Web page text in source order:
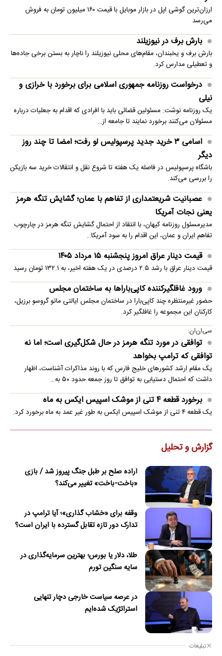
ارزان‌ترین گوشی اپل در بازار موبایل با قیمت ۱۶۰ میلیون تومان به فروش
می‌رسد
بارش برف در نیوزیلند
بارش برف و یخبندان، مقام‌های محلی نیوزیلند را ناچار به بستن برخی جاده‌ها
و تعطیلی مدارس کرد.
درخواست روزنامه جمهوری اسلامی برای برخورد با خرازی و
نیلی
یک روزنامه نوشت: مسئولین قضائی باید با افرادی که اقدام به جعلیات درباره
مسئولان می‌کنند برخورد نمایند تا جامعه از…
اسامی ۳ خرید جدید پرسپولیس لو رفت؛ امضا تا چند روز
دیگر
باشگاه پرسپولیس در فاصله یک هفته تا شروع نقل و انتقالات خرید سه بازیکن
را بررسی می‌کند.
عصبانیت شریعتمداری از تفاهم با عمان؛ گشایش تنگه هرمز
یعنی نجات آمریکا
مدیرمسئول روزنامه کیهان، با انتقاد از احتمال گشایش تنگه هرمز در چارچوب
تفاهم ایران و عمان، این اقدام را به سود آمریکا…
قیمت دینار عراق امروز پنجشنبه ۱۵ مرداد ۱۴۰۵
قیمت دینار عراق با رشد ۲.۵ درصدی در یک هفته اخیر، به ۱۳۲.۱ تومان رسید
ورود غافلگیرکننده کاپی‌باراها به ساختمان مجلس
حضور غیرمنتظره چند کاپی‌بارا در ساختمان مجلس ایالتی ماتو گروسو برزیل،
کارکنان این مجموعه را غافلگیر کرد.
سی‌ان‌ان:
توافقی در مورد تنگه هرمز در حال شکل‌گیری است؛ اما نه
توافقی که ترامپ بخواهد
یک مقام ارشد کشورهای خلیج فارس که با روند مذاکرات آشناست، اظهار
داشت که احتمال دستیابی به توافق تا روز جمعه حدود ۵۰ به…
برخورد قطعه ۴ تنی از موشک اسپیس ایکس به ماه
یک قطعه ۴ تنی از موشک اسپیس ایکس به طور غیر عمد به ماه برخورد کرد.
گزارش و تحلیل
اراده صلح بر طبل جنگ پیروز شد / بازی
«باخت-باخت» تغییر می‌کند؟
وقفه برای «خشاب گذاری»؛ آیا ترامپ در
تدارک دور تازه تقابل گسترده با ایران است؟
طلا، دلار یا بورس؛ بهترین سرمایه‌گذاری در
سایه سنگین تورم
در عرصه سیاست خارجی دچار تنهایی
استراتژیک شده‌ایم
تبلیغات